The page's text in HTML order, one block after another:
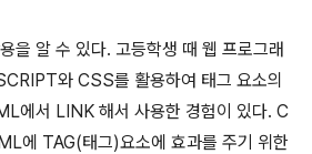
을 알 수 있다. 고등학생 때 웹 프로그래
와 CSS를 활용하여 태그 요소의
에서 LINK 해서 사용한 경험이 있다. C
에 TAG(태그)요소에 효과를 주기 위한